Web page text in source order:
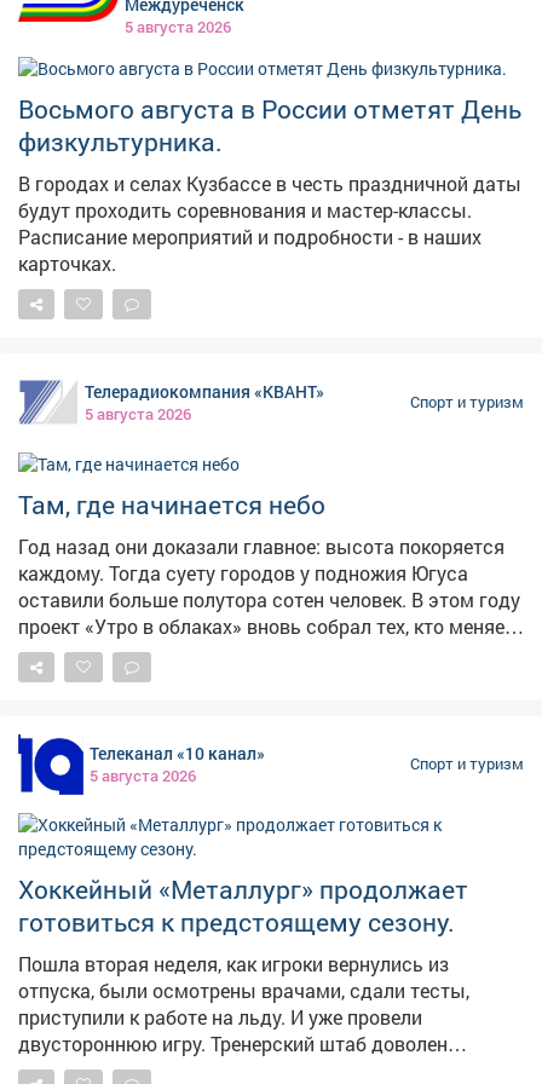
5 августа 2026
Восьмого августа в России отметят День
физкультурника.
В городах и селах Кузбассе в честь праздничной даты
будут проходить соревнования и мастер-классы.
Расписание мероприятий и подробности - в наших
карточках.
Телерадиокомпания «КВАНТ»
5 августа 2026
Спорт и туризм
Там, где начинается небо
Год назад они доказали главное: высота покоряется
каждому. Тогда суету городов у подножия Югуса
оставили больше полутора сотен человек. В этом году
проект «Утро в облаках» вновь собрал тех, кто меняет
тесноту офисов на бескрайнее небо. Чувство полета
ощутила и наша съемочная группа.
Телеканал «10 канал»
5 августа 2026
Спорт и туризм
Хоккейный «Металлург» продолжает
готовиться к предстоящему сезону.
Пошла вторая неделя, как игроки вернулись из
отпуска, были осмотрены врачами, сдали тесты,
приступили к работе на льду. И уже провели
двустороннюю игру. Тренерский штаб доволен
отношением хоккеистов к работе и тем состоянием, в